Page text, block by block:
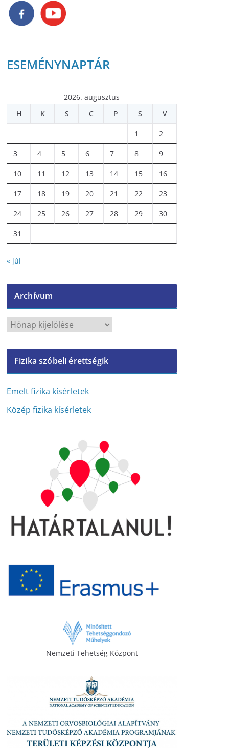
ESEMÉNYNAPTÁR
2026. augusztus
H
K S C P S V
1 2
3 4 5 6 7 8 9
10 11 12 13 14 15 16
17 18 19 20 21 22 23
24 25 26 27 28 29 30
31
« júl
Archívum
c
í
v
m
Fizika szóbeli érettségik
Emelt fizika kísérletek
Közép fizika kísérletek
Nemzeti Tehetség Központ